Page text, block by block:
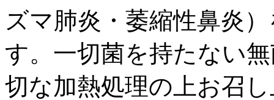
ズマ肺炎・萎縮性鼻炎
す。一切菌を持たない
切な加熱処理の上お召